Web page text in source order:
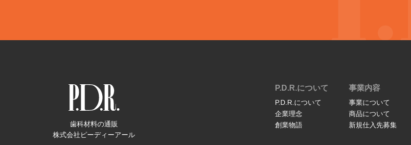
歯科材料の通販
株式会社ピーディーアール
P.D.R.について
P.D.R.について
企業理念
創業物語
事業内容
事業について
商品について
新規仕入先募集